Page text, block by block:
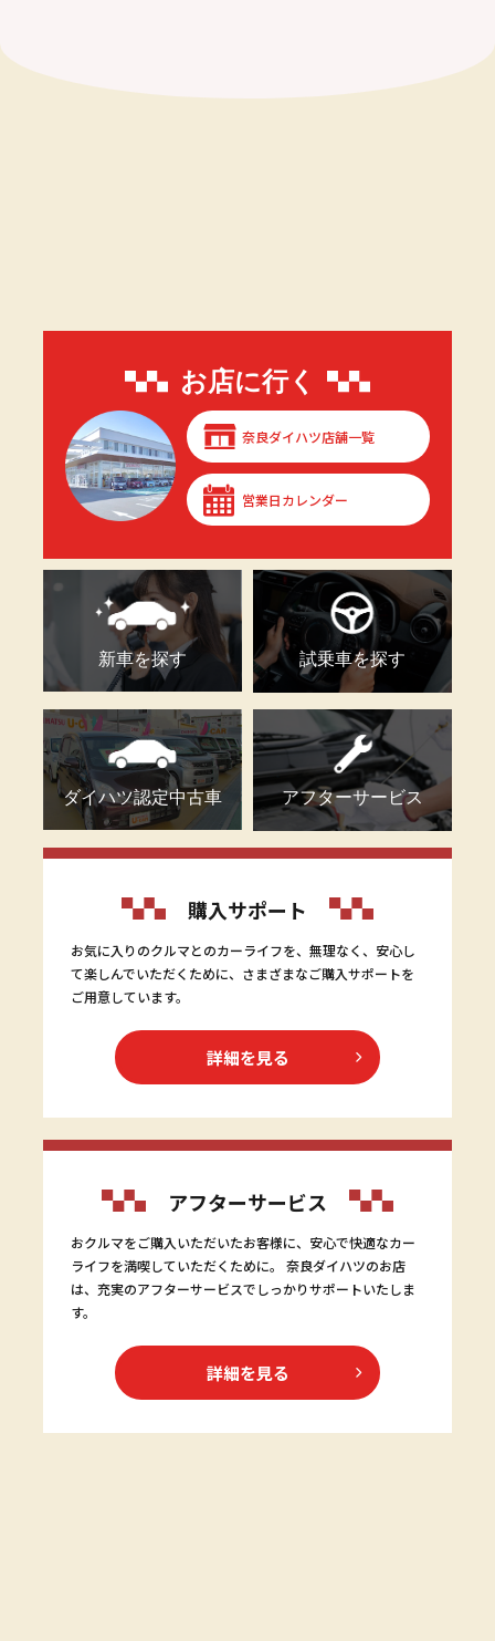
お店に行く
奈良ダイハツ店舗一覧
営業日カレンダー
新車を探す 試乗車を探す
ダイハツ認定中古車 アフターサービス
購入サポート
お気に入りのクルマとのカーライフを、無理なく、安心し
て楽しんでいただくために、さまざまなご購入サポートを
ご用意しています。
詳細を見る
アフターサービス
おクルマをご購入いただいたお客様に、安心で快適なカー
ライフを満喫していただくために。 奈良ダイハツのお店
は、充実のアフターサービスでしっかりサポートいたしま
す。
詳細を見る